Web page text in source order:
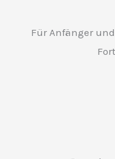
Für Anfänger